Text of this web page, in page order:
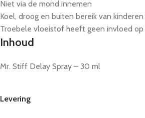
Niet via de mond innemen
Koel, droog en buiten bereik van
Troebele vloeistof heeft geen invloed op
Inhoud
Mr. Stiff Delay Spray – 30 ml
Levering